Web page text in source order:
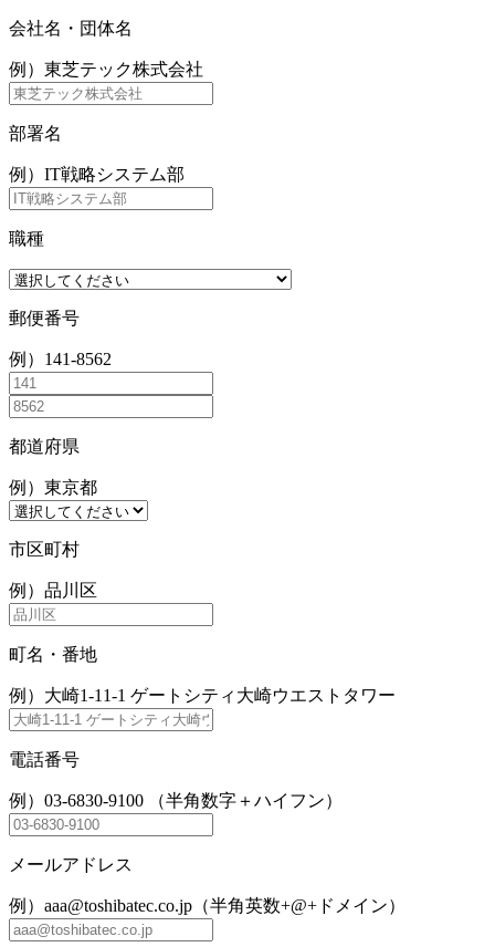
会社名・団体名
例）東芝テック株式会社
部署名
例）IT戦略システム部
職種
郵便番号
例）141-8562
都道府県
例）東京都
市区町村
例）品川区
町名・番地
例）大崎1-11-1 ゲートシティ大崎ウエストタワー
電話番号
例）03-6830-9100 （半角数字＋ハイフン）
メールアドレス
例）aaa@toshibatec.co.jp（半角英数+@+ドメイン）